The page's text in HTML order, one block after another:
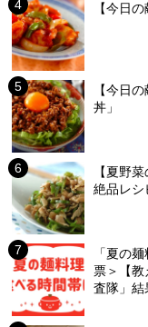
【今日
【今日
丼」
【夏野
絶品レシ
「夏の
票＞【教
査隊」結